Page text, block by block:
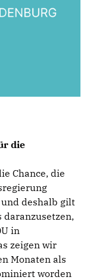
die
Chance, die
deshalb gilt
daranzusetzen,
in
zeigen wir
Monaten als
worden